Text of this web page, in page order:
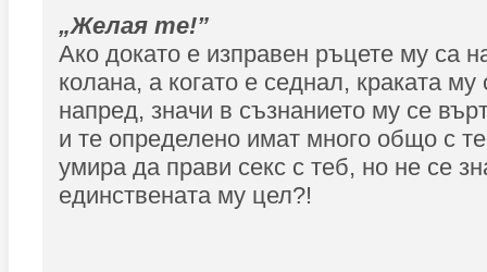
„Желая те!”
Ако докато е изправен ръцете му са
колана, а когато е седнал, краката му
напред, значи в съзнанието му се
и те определено имат много общо с
умира да прави секс с теб, но не се
единствената му цел?!